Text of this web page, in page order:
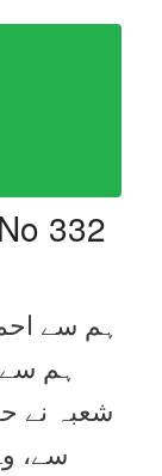
332
ہم سے
ہم
شعبہ نے
سے،